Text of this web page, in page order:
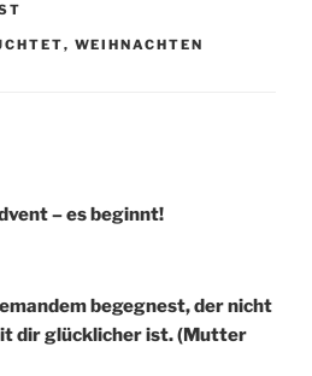
, WEIHNACHTEN
– es beginnt!
begegnest, der nicht
dir glücklicher ist. (Mutter